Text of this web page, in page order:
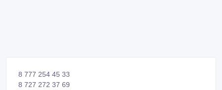
8 777 254 45 33
8 727 272 37 69